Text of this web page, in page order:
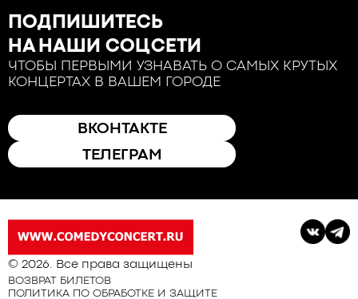
ПОДПИШИТЕСЬ
НА НАШИ СОЦСЕТИ
ЧТОБЫ ПЕРВЫМИ УЗНАВАТЬ О САМЫХ КРУТЫХ
КОНЦЕРТАХ В ВАШЕМ ГОРОДЕ
ВКОНТАКТЕ
ТЕЛЕГРАМ
© 2026. Все права защищены
ВОЗВРАТ БИЛЕТОВ
ПОЛИТИКА ПО ОБРАБОТКЕ И ЗАЩИТЕ